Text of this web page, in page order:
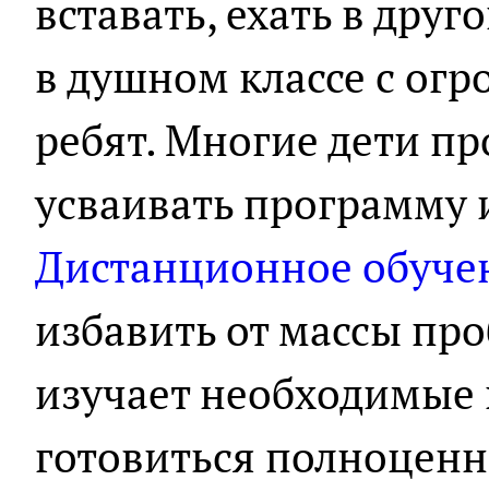
вставать, ехать в
в душном классе с
ребят. Многие дети
усваивать
Дистанционное
избавить от массы
изучает
готовиться